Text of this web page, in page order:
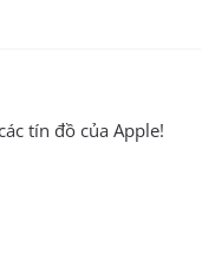
tín đồ của Apple!